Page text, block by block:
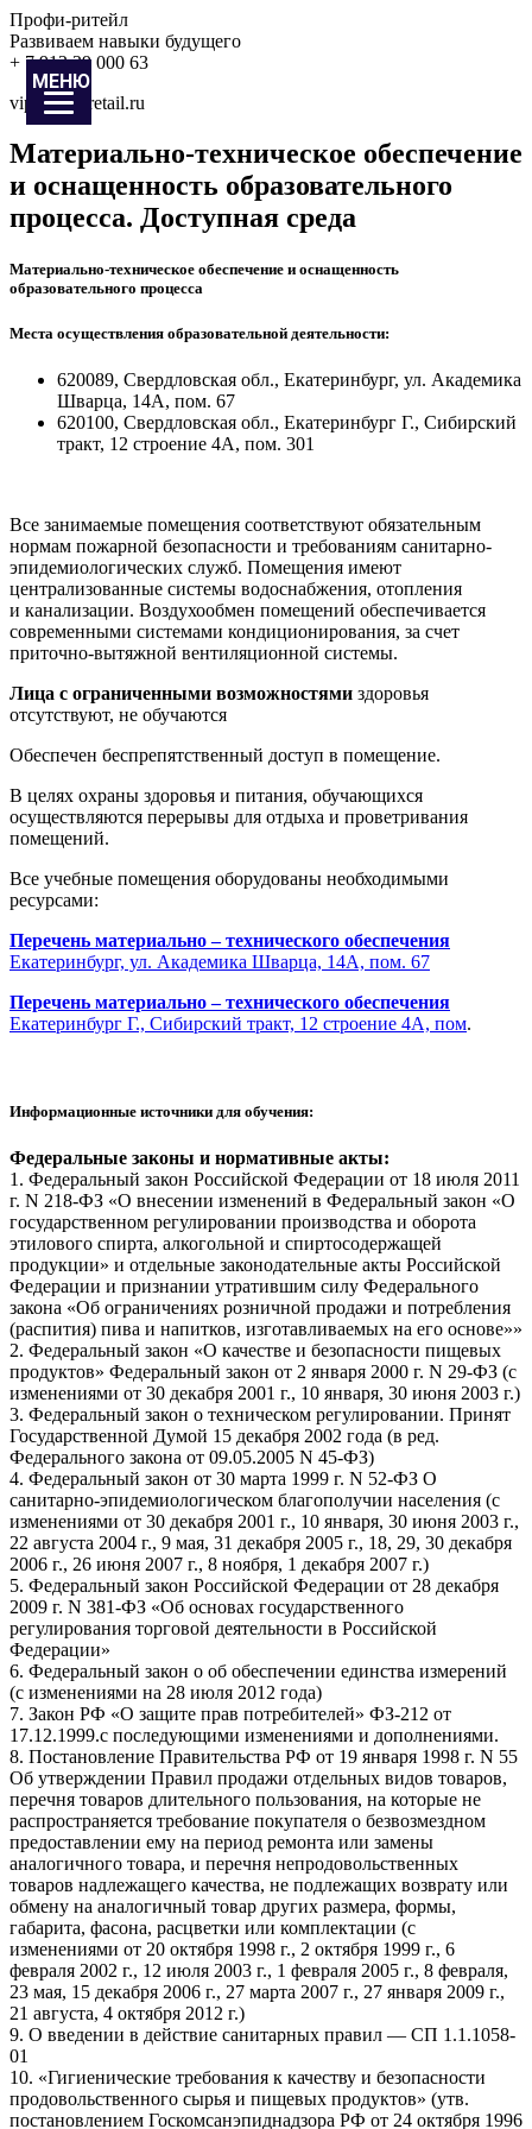
Профи-ритейл
Развиваем навыки будущего
+ 7 912 29 000 63
vip@prof-retail.ru
Материально-техническое обеспечение
и оснащенность образовательного
процесса. Доступная среда
Материально‑техническое обеспечение и оснащенность
образовательного процесса
Места осуществления образовательной деятельности:
620089, Свердловская обл., Екатеринбург, ул. Академика
Шварца, 14А, пом. 67
620100, Свердловская обл., Екатеринбург Г., Сибирский
тракт, 12 строение 4А, пом. 301
Все занимаемые помещения соответствуют обязательным
нормам пожарной безопасности и требованиям санитарно-
эпидемиологических служб. Помещения имеют
централизованные системы водоснабжения, отопления
и канализации. Воздухообмен помещений обеспечивается
современными системами кондиционирования, за счет
приточно-вытяжной вентиляционной системы.
Лица с ограниченными возможностями здоровья
отсутствуют, не обучаются
Обеспечен беспрепятственный доступ в помещение.
В целях охраны здоровья и питания, обучающихся
осуществляются перерывы для отдыха и проветривания
помещений.
Все учебные помещения оборудованы необходимыми
ресурсами:
Перечень материально – технического обеспечения
Екатеринбург, ул. Академика Шварца, 14А, пом. 67
Перечень материально – технического обеспечения
Екатеринбург Г., Сибирский тракт, 12 строение 4А, пом.
Информационные источники для обучения:
Федеральные законы и нормативные акты:
1. Федеральный закон Российской Федерации от 18 июля 2011
г. N 218-ФЗ «О внесении изменений в Федеральный закон «О
государственном регулировании производства и оборота
этилового спирта, алкогольной и спиртосодержащей
продукции» и отдельные законодательные акты Российской
Федерации и признании утратившим силу Федерального
закона «Об ограничениях розничной продажи и потребления
(распития) пива и напитков, изготавливаемых на его основе»»
2. Федеральный закон «О качестве и безопасности пищевых
продуктов» Федеральный закон от 2 января 2000 г. N 29-ФЗ (с
изменениями от 30 декабря 2001 г., 10 января, 30 июня 2003 г.)
3. Федеральный закон о техническом регулировании. Принят
Государственной Думой 15 декабря 2002 года (в ред.
Федерального закона от 09.05.2005 N 45-ФЗ)
4. Федеральный закон от 30 марта 1999 г. N 52-ФЗ О
санитарно-эпидемиологическом благополучии населения (с
изменениями от 30 декабря 2001 г., 10 января, 30 июня 2003 г.,
22 августа 2004 г., 9 мая, 31 декабря 2005 г., 18, 29, 30 декабря
2006 г., 26 июня 2007 г., 8 ноября, 1 декабря 2007 г.)
5. Федеральный закон Российской Федерации от 28 декабря
2009 г. N 381-ФЗ «Об основах государственного
регулирования торговой деятельности в Российской
Федерации»
6. Федеральный закон о об обеспечении единства измерений
(с изменениями на 28 июля 2012 года)
7. Закон РФ «О защите прав потребителей» ФЗ-212 от
17.12.1999.с последующими изменениями и дополнениями.
8. Постановление Правительства РФ от 19 января 1998 г. N 55
Об утверждении Правил продажи отдельных видов товаров,
перечня товаров длительного пользования, на которые не
распространяется требование покупателя о безвозмездном
предоставлении ему на период ремонта или замены
аналогичного товара, и перечня непродовольственных
товаров надлежащего качества, не подлежащих возврату или
обмену на аналогичный товар других размера, формы,
габарита, фасона, расцветки или комплектации (с
изменениями от 20 октября 1998 г., 2 октября 1999 г., 6
февраля 2002 г., 12 июля 2003 г., 1 февраля 2005 г., 8 февраля,
23 мая, 15 декабря 2006 г., 27 марта 2007 г., 27 января 2009 г.,
21 августа, 4 октября 2012 г.)
9. О введении в действие санитарных правил — СП 1.1.1058-
01
10. «Гигиенические требования к качеству и безопасности
продовольственного сырья и пищевых продуктов» (утв.
постановлением Госкомсанэпиднадзора РФ от 24 октября 1996
МЕНЮ